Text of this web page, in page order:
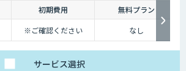
初期費用
無料プラン
※ご確認ください なし
サービス選択